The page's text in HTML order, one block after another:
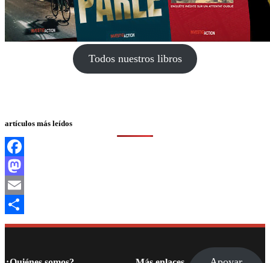
Todos nuestros libros
artículos más leídos
Facebook
Mastodon
Email
Compartir